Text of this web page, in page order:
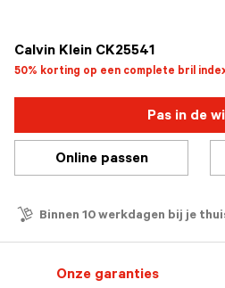
Calvin Klein CK25541
50% korting op een complete bril
Pas in de
Online passen
Binnen 10 werkdagen bij je
Onze garanties